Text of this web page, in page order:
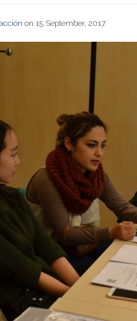
on 15 September, 2017.